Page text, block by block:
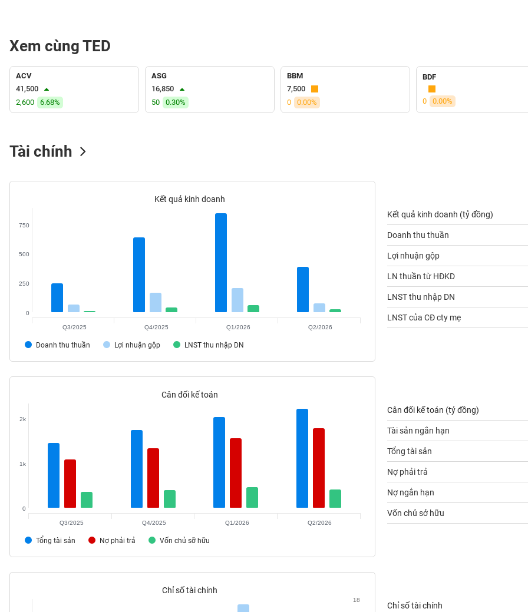
Xem cùng TED
ACV
41,500
2,600
6.68%
ASG
16,850
50
0.30%
BBM
7,500
0
0.00%
BDF
0 0.00%
Tài chính
Kết quả kinh doanh
Doanh thu thuần Lợi nhuận gộp LNST thu nhập DN
0
250
500
750
Q3/2025 Q4/2025 Q1/2026 Q2/2026
Kết quả kinh doanh (tỷ đồng)
Doanh thu thuần
Lợi nhuận gộp
LN thuần từ HĐKD
LNST thu nhập DN
LNST của CĐ cty mẹ
Cân đối kế toán
Tổng tài sản Nợ phải trả Vốn chủ sỡ hữu
0
1k
2k
Q3/2025 Q4/2025 Q1/2026 Q2/2026
Cân đối kế toán (tỷ đồng)
Tài sản ngắn hạn
Tổng tài sản
Nợ phải trả
Nợ ngắn hạn
Vốn chủ sở hữu
Chỉ số tài chính
18
Chỉ số tài chính
(-)
VS-
SECTOR
VẬT
NGHIỆP
TIÊU
DÙNG
TIÊU
THIẾT